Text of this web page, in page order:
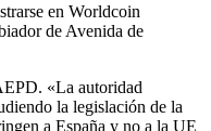
en Worldcoin
de Avenida de
«La autoridad
la legislación de la
a España y no a la UE